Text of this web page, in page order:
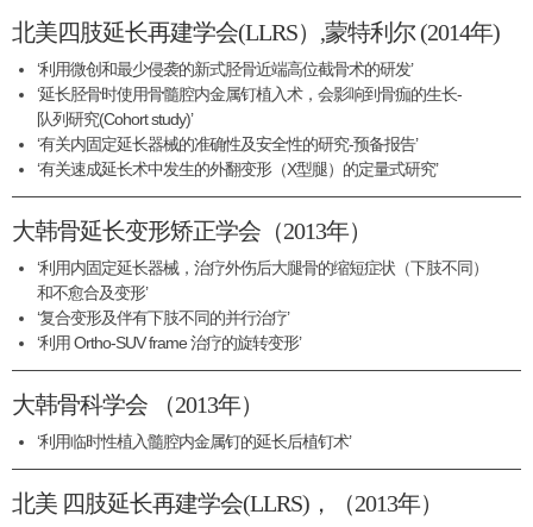
北美四肢延长再建学会(LLRS）,蒙特利尔 (2014年)
‘利用微创和最少侵袭的新式胫骨近端高位截骨术的研发’
‘延长胫骨时使用骨髓腔内金属钉植入术，会影响到骨痂的生长-
队列研究(Cohort study)’
‘有关内固定延长器械的准确性及安全性的研究-预备报告’
‘有关速成延长术中发生的外翻变形（X型腿）的定量式研究’
大韩骨延长变形矫正学会（2013年）
‘利用内固定延长器械，治疗外伤后大腿骨的缩短症状（下肢不同）
和不愈合及变形’
‘复合变形及伴有下肢不同的并行治疗’
‘利用 Ortho-SUV frame 治疗的旋转变形’
大韩骨科学会 （2013年）
‘利用临时性植入髓腔内金属钉的延长后植钉术’
北美 四肢延长再建学会(LLRS)，（2013年）